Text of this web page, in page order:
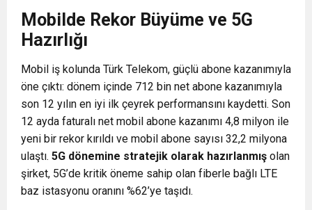
Mobilde Rekor Büyüme ve 5G
Hazırlığı
Mobil iş kolunda Türk Telekom, güçlü abone kazanımıyla
öne çıktı: dönem içinde 712 bin net abone kazanımıyla
son 12 yılın en iyi ilk çeyrek performansını kaydetti. Son
12 ayda faturalı net mobil abone kazanımı 4,8 milyon ile
yeni bir rekor kırıldı ve mobil abone sayısı 32,2 milyona
ulaştı. 5G dönemine stratejik olarak hazırlanmış olan
şirket, 5G’de kritik öneme sahip olan fiberle bağlı LTE
baz istasyonu oranını %62’ye taşıdı.